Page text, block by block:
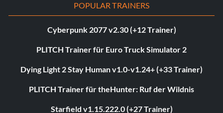
POPULAR TRAINERS
Cyberpunk 2077 v2.30 (+12 Trainer)
PLITCH Trainer für Euro Truck Simulator 2
Dying Light 2 Stay Human v1.0-v1.24+ (+33 Trainer)
PLITCH Trainer für theHunter: Ruf der Wildnis
Starfield v1.15.222.0 (+27 Trainer)